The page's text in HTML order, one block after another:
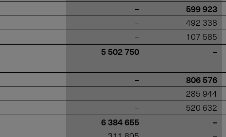
– 599 923
– 492 338
– 107 585
5 502 750 –
– 806 576
– 285 944
– 520 632
6 384 655 –